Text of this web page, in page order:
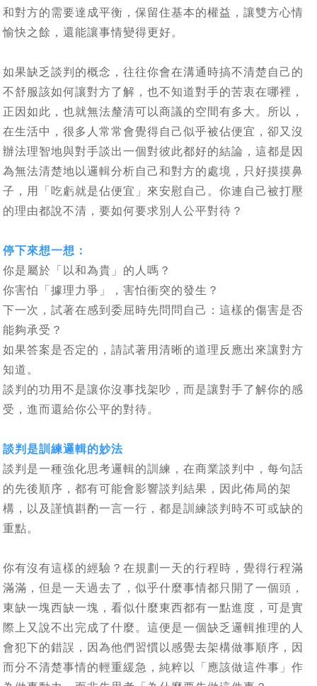
和對方的需要達成平衡，保留住基本的權益，讓雙方心情
愉快之餘，還能讓事情變得更好。
如果缺乏談判的概念，往往你會在溝通時搞不清楚自己的
不舒服該如何讓對方了解，也不知道對手的苦衷在哪裡，
正因如此，也就無法釐清可以商議的空間有多大。所以，
在生活中，很多人常常會覺得自己似乎被佔便宜，卻又沒
辦法理智地與對手談出一個對彼此都好的結論，這都是因
為無法清楚地以邏輯分析自己和對方的處境，只好摸摸鼻
子，用「吃虧就是佔便宜」來安慰自己。你連自己被打壓
的理由都說不清，要如何要求別人公平對待？
停下來想一想：
你是屬於「以和為貴」的人嗎？
你害怕「據理力爭」，害怕衝突的發生？
下一次，試著在感到委屈時先問問自己：這樣的傷害是否
能夠承受？
如果答案是否定的，請試著用清晰的道理反應出來讓對方
知道。
談判的功用不是讓你沒事找架吵，而是讓對手了解你的感
受，進而還給你公平的對待。
談判是訓練邏輯的妙法
談判是一種強化思考邏輯的訓練，在商業談判中，每句話
的先後順序，都有可能會影響談判結果，因此佈局的架
構，以及謹慎斟酌一言一行，都是訓練談判時不可或缺的
重點。
你有沒有這樣的經驗？在規劃一天的行程時，覺得行程滿
滿滿，但是一天過去了，似乎什麼事情都只開了一個頭，
東缺一塊西缺一塊，看似什麼東西都有一點進度，可是實
際上又說不出完成了什麼。這便是一個缺乏邏輯推理的人
會犯下的錯誤，因為他們習慣以感覺去架構做事順序，因
而分不清楚事情的輕重緩急，純粹以「應該做這件事」作